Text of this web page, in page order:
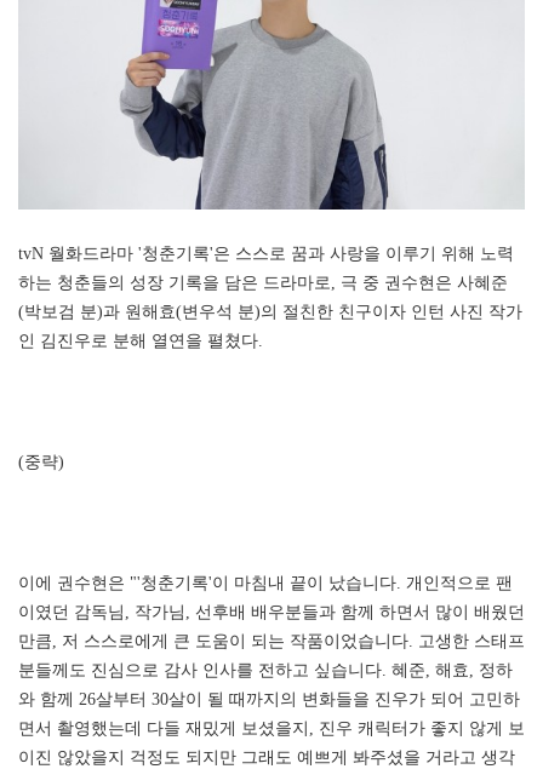
tvN 월화드라마 '청춘기록'은 스스로 꿈과 사랑을 이루기 위해 노력
하는 청춘들의 성장 기록을 담은 드라마로, 극 중 권수현은 사혜준
(박보검 분)과 원해효(변우석 분)의 절친한 친구이자 인턴 사진 작가
인 김진우로 분해 열연을 펼쳤다.
(중략)
이에 권수현은 "'청춘기록'이 마침내 끝이 났습니다. 개인적으로 팬
이였던 감독님, 작가님, 선후배 배우분들과 함께 하면서 많이 배웠던
만큼, 저 스스로에게 큰 도움이 되는 작품이었습니다. 고생한 스태프
분들께도 진심으로 감사 인사를 전하고 싶습니다. 혜준, 해효, 정하
와 함께 26살부터 30살이 될 때까지의 변화들을 진우가 되어 고민하
면서 촬영했는데 다들 재밌게 보셨을지, 진우 캐릭터가 좋지 않게 보
이진 않았을지 걱정도 되지만 그래도 예쁘게 봐주셨을 거라고 생각